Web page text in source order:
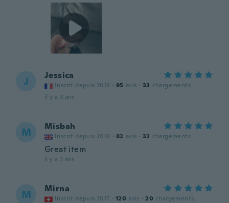
J Jessica
Inscrit depuis 2018 · 95 avis · 33 chargements
il y a 3 ans
M Misbah
Inscrit depuis 2018 · 82 avis · 32 chargements
Great item
il y a 3 ans
M Mirna
Inscrit depuis 2017 · 120 avis · 20 chargements